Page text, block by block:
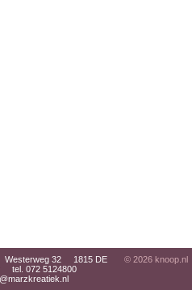
Westerweg 32 1815 DE
tel. 072 5124800
© 2026 knoop.nl